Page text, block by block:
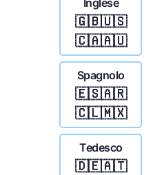
🇬🇧🇺🇸
🇨🇦🇦🇺
Spagnolo
🇪🇸🇦🇷
🇨🇱🇲🇽
Tedesco
🇩🇪🇦🇹